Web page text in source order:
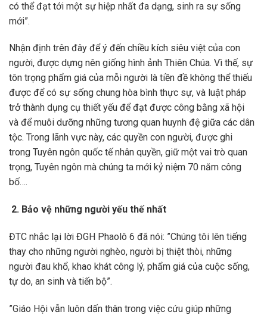
có thể đạt tới một sự hiệp nhất đa dạng, sinh ra sự sống
mới”.
Nhận định trên đây để ý đến chiều kích siêu việt của con
người, được dựng nên giống hình ảnh Thiên Chúa. Vì thế, sự
tôn trọng phẩm giá của mỗi người là tiền đề không thể thiếu
được để có sự sống chung hòa bình thực sự, và luật pháp
trở thành dụng cụ thiết yếu để đạt được công bằng xã hội
và để muôi dưỡng những tương quan huynh đệ giữa các dân
tộc. Trong lãnh vực này, các quyền con người, được ghi
trong Tuyên ngôn quốc tế nhân quyền, giữ một vai trò quan
trọng, Tuyên ngôn mà chúng ta mới kỷ niệm 70 năm công
bố….
2. Bảo vệ những người yếu thế nhất
ĐTC nhắc lại lời ĐGH Phaolô 6 đã nói: ”Chúng tôi lên tiếng
thay cho những người nghèo, người bị thiệt thòi, những
người đau khổ, khao khát công lý, phẩm giá của cuộc sống,
tự do, an sinh và tiến bộ”.
”Giáo Hội vẫn luôn dấn thân trong việc cứu giúp những